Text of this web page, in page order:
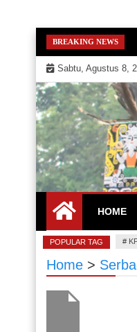
Skip
to
content
BREAKING NEWS
Sabtu, Agustus 8,
Mengeksekusi
HOME
POPULAR TAG #
Home >